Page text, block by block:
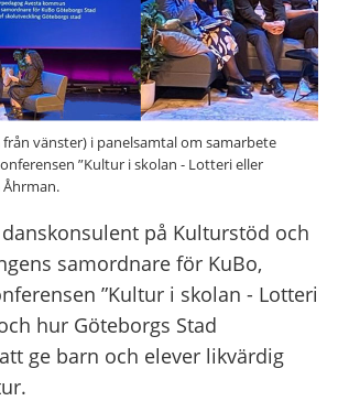
vänster) i panelsamtal om samarbete
”Kultur i skolan - Lotteri eller
Åhrman.
på Kulturstöd och
samordnare för KuBo,
”Kultur i skolan - Lotteri
hur Göteborgs Stad
ge barn och elever likvärdig